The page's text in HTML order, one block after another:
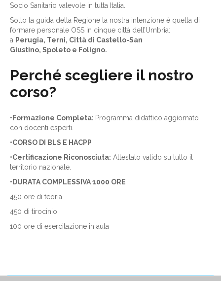
Socio Sanitario valevole in tutta Italia.
Sotto la guida della Regione la nostra intenzione è quella di
formare personale OSS in cinque città dell’Umbria:
a Perugia, Terni, Città di Castello-San
Giustino, Spoleto e Foligno.
Perché scegliere il nostro
corso?
• Formazione Completa: Programma didattico aggiornato
con docenti esperti.
•CORSO DI BLS E HACPP
•Certificazione Riconosciuta: Attestato valido su tutto il
territorio nazionale.
•DURATA COMPLESSIVA 1000 ORE
450 ore di teoria
450 di tirocinio
100 ore di esercitazione in aula